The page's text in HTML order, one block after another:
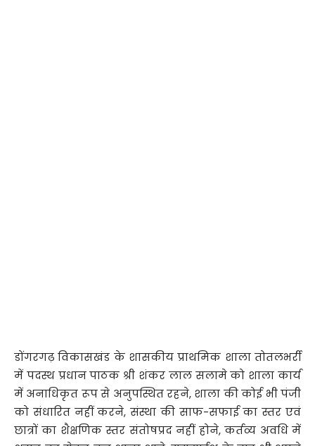
डोंगरगढ़ विकासखंड के शासकीय प्राथमिक शाला तोतलभर्री
में पदस्थ प्रधान पाठक श्री शंकर लाल सलामे को शाला कार्य
में अनाधिकृत रूप से अनुपस्थित रहने, शाला की कोई भी पंजी
को संधारित नहीं करने, संस्था की साफ-सफाई का स्तर एवं
छात्रों का शैक्षणिक स्तर संतोषप्रद नहीं होने, कर्तव्य अवधि में